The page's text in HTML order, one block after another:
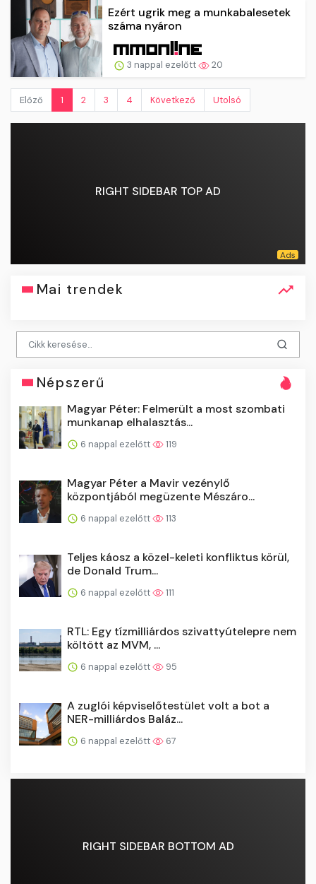
Ezért ugrik meg a munkabalesetek
száma nyáron
3 nappal ezelőtt 20
Előző 1 2 3 4 Következő Utolsó
RIGHT SIDEBAR TOP AD
Mai trendek
Népszerű
Magyar Péter: Felmerült a most szombati
munkanap elhalasztás...
6 nappal ezelőtt 119
Magyar Péter a Mavir vezénylő
központjából megüzente Mészáro...
6 nappal ezelőtt 113
Teljes káosz a közel-keleti konfliktus körül,
de Donald Trum...
6 nappal ezelőtt 111
RTL: Egy tízmilliárdos szivattyútelepre nem
költött az MVM, ...
6 nappal ezelőtt 95
A zuglói képviselőtestület volt a bot a
NER-milliárdos Baláz...
6 nappal ezelőtt 67
RIGHT SIDEBAR BOTTOM AD